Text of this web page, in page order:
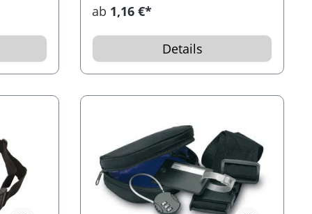
ab 1,16 €*
Details